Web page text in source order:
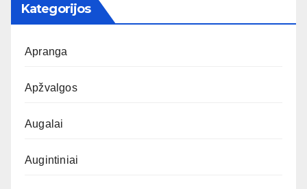
Kategorijos
Apranga
Apžvalgos
Augalai
Augintiniai